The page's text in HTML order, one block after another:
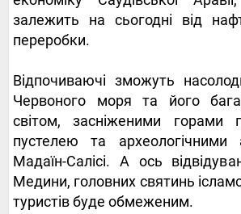
залежить на сьогодні від
переробки.
Відпочиваючі зможуть
Червоного моря та його
світом,засніженими горами
пустелею та археологічними
Мадаїн-Салісі. А ось
Медини, головних святинь
туристів буде обмеженим.